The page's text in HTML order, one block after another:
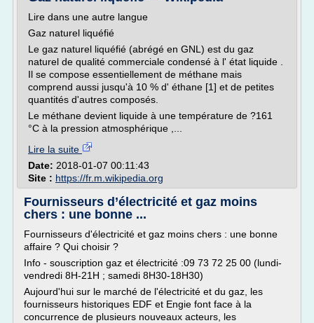
Lire dans une autre langue
Gaz naturel liquéfié
Le gaz naturel liquéfié (abrégé en GNL) est du gaz
naturel de qualité commerciale condensé à l' état liquide .
Il se compose essentiellement de méthane mais
comprend aussi jusqu'à 10 % d' éthane [1] et de petites
quantités d'autres composés.
Le méthane devient liquide à une température de ?161
°C à la pression atmosphérique ,...
Lire la suite
Date: 2018-01-07 00:11:43
Site : https://fr.m.wikipedia.org
Fournisseurs d’électricité et gaz moins
chers : une bonne ...
Fournisseurs d'électricité et gaz moins chers : une bonne
affaire ? Qui choisir ?
Info - souscription gaz et électricité :09 73 72 25 00 (lundi-
vendredi 8H-21H ; samedi 8H30-18H30)
Aujourd'hui sur le marché de l'électricité et du gaz, les
fournisseurs historiques EDF et Engie font face à la
concurrence de plusieurs nouveaux acteurs, les